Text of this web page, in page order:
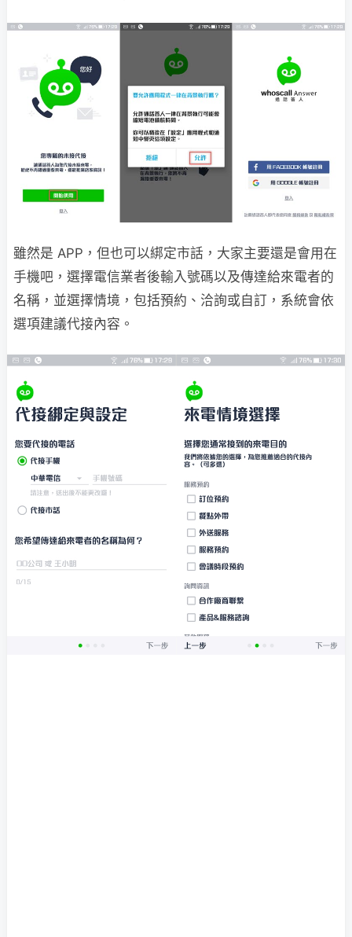
雖然是 APP，但也可以綁定市話，大家主要還是會用在
手機吧，選擇電信業者後輸入號碼以及傳達給來電者的
名稱，並選擇情境，包括預約、洽詢或自訂，系統會依
選項建議代接內容。